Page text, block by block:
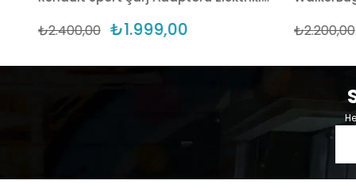
₺1.999,00
₺2.400,00 ₺2.200,00